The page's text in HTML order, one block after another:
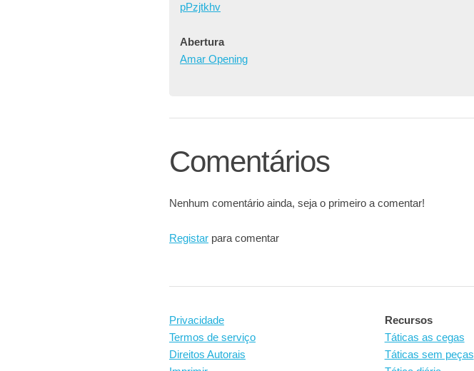
pPzjtkhv
Abertura
Amar Opening
Comentários
Nenhum comentário ainda, seja o primeiro a comentar!
Registar para comentar
Privacidade
Termos de serviço
Direitos Autorais
Recursos
Táticas as cegas
Táticas sem peças